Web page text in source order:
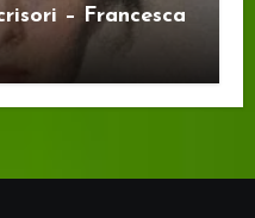
– Francesca